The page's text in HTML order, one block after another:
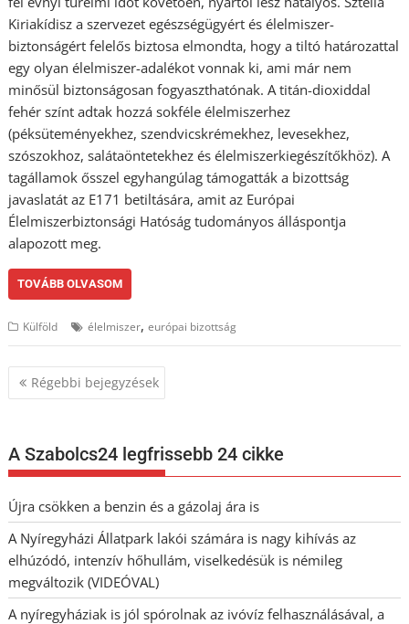
Kiriakídisz a szervezet egészségügyért és élelmiszer-
biztonságért felelős biztosa elmondta, hogy a tiltó határozattal
egy olyan élelmiszer-adalékot vonnak ki, ami már nem
minősül biztonságosan fogyaszthatónak. A titán-dioxiddal
fehér színt adtak hozzá sokféle élelmiszerhez
(péksüteményekhez, szendvicskrémekhez, levesekhez,
szószokhoz, salátaöntetekhez és élelmiszerkiegészítőkhöz). A
tagállamok ősszel egyhangúlag támogatták a bizottság
javaslatát az E171 betiltására, amit az Európai
Élelmiszerbiztonsági Hatóság tudományos álláspontja
alapozott meg.
TOVÁBB OLVASOM
Külföld élelmiszer,európai bizottság
Bejegyzés
navigáció
Régebbi bejegyzések
A Szabolcs24 legfrissebb 24 cikke
Újra csökken a benzin és a gázolaj ára is
A Nyíregyházi Állatpark lakói számára is nagy kihívás az
elhúzódó, intenzív hőhullám, viselkedésük is némileg
megváltozik (VIDEÓVAL)
A nyíregyháziak is jól spórolnak az ivóvíz felhasználásával, a